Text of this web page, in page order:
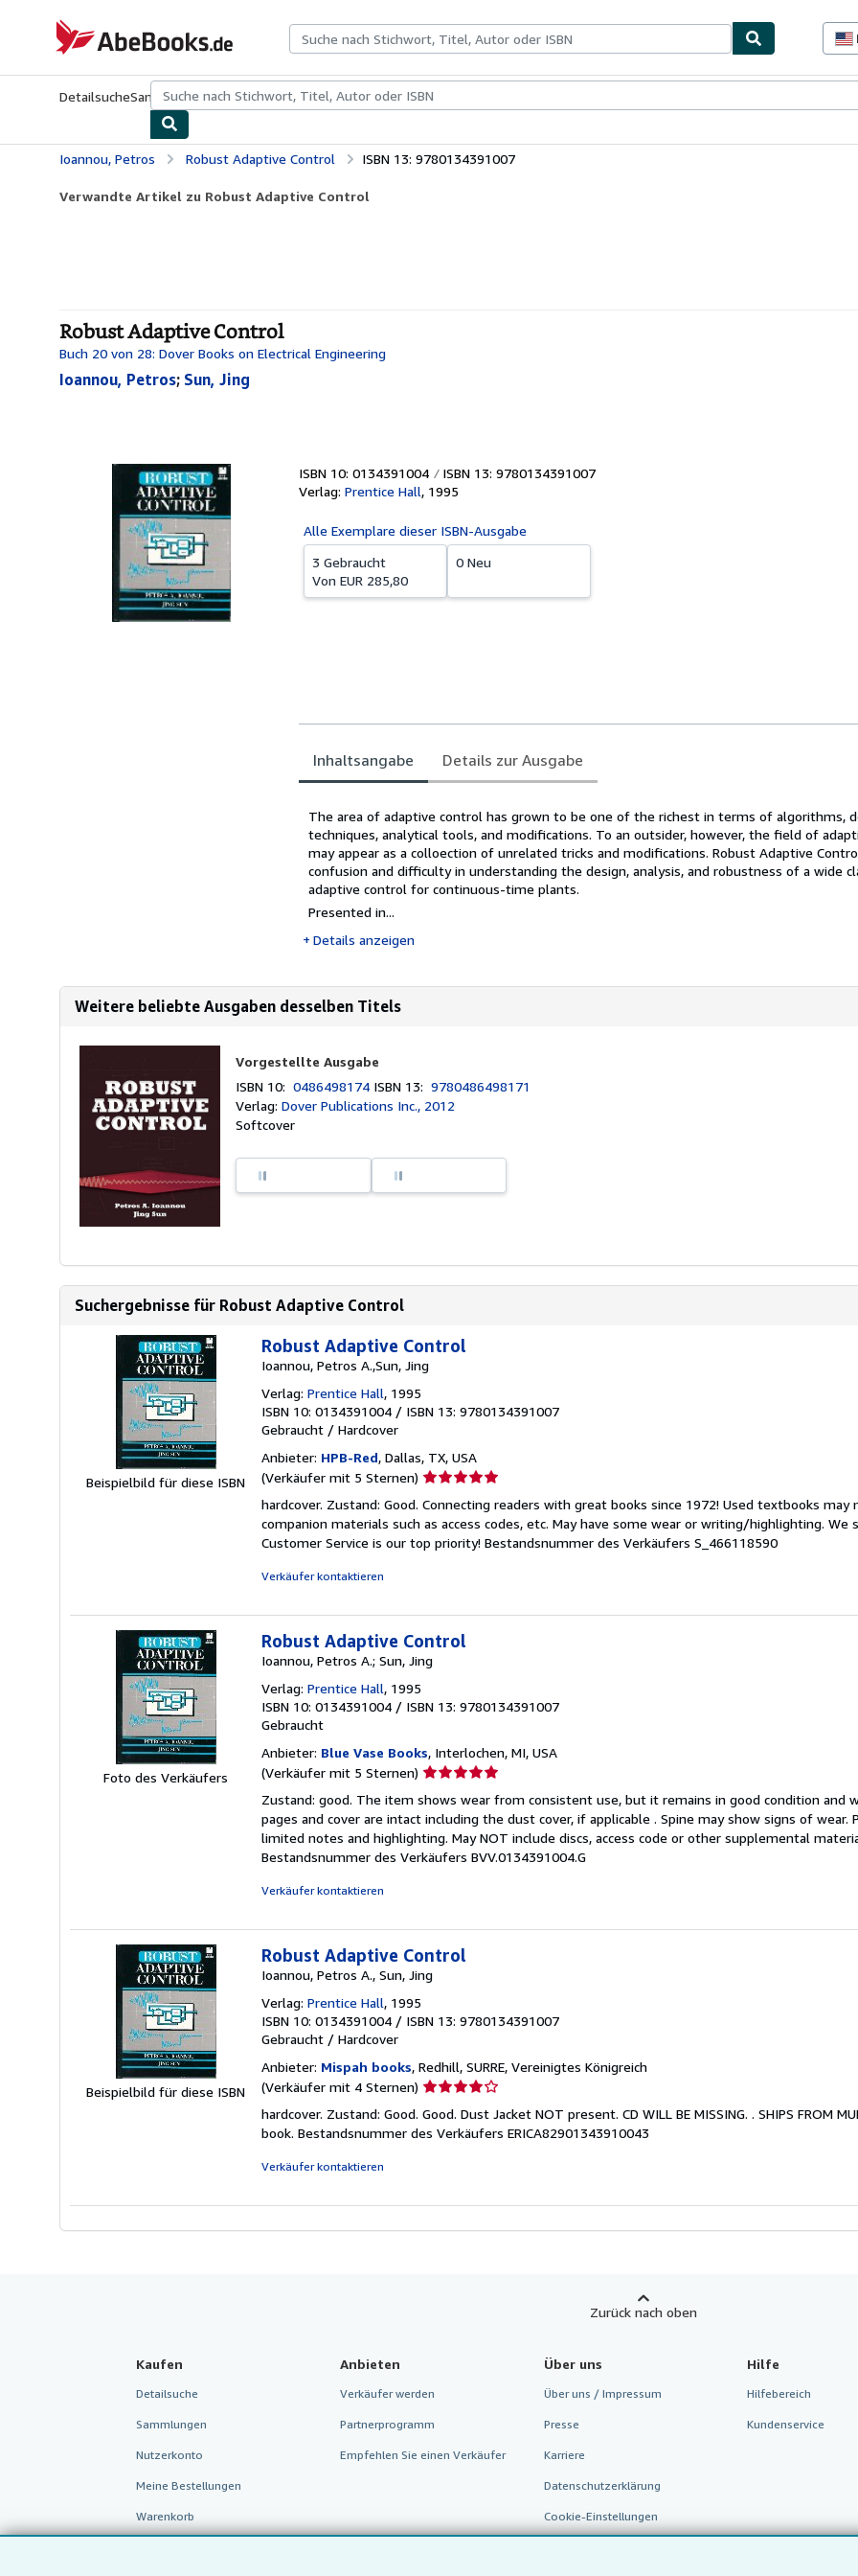
AbeBooks.de
DetailsucheSammlungenAntiquarische BücherKunst & Sammlerstücke
Ioannou, Petros Robust Adaptive Control ISBN 13: 9780134391007
Verwandte Artikel zu Robust Adaptive Control
Robust Adaptive Control
Buch 20 von 28: Dover Books on Electrical Engineering
Ioannou, Petros; Sun, Jing
ISBN 10: 0134391004 ISBN 13: 9780134391007
Verlag: Prentice Hall, 1995
Alle Exemplare dieser ISBN-Ausgabe
3 Gebraucht
Von EUR 285,80
0 Neu
Inhaltsangabe Details zur Ausgabe
The area of adaptive control has grown to be one of the richest in terms of algorithms,
techniques, analytical tools, and modifications. To an outsider, however, the field of
may appear as a colloection of unrelated tricks and modifications. Robust Adaptive
confusion and difficulty in understanding the design, analysis, and robustness of a wide
adaptive control for continuous-time plants.
Presented in...
Details anzeigen
Weitere beliebte Ausgaben desselben Titels
Vorgestellte Ausgabe
ISBN 10:0486498174 ISBN 13:9780486498171
Verlag:Dover Publications Inc., 2012
Softcover
Suchergebnisse für Robust Adaptive Control
Beispielbild für diese ISBN
Robust Adaptive Control
Ioannou, Petros A.,Sun, Jing
Verlag: Prentice Hall, 1995
ISBN 10: 0134391004 / ISBN 13: 9780134391007
Gebraucht / Hardcover
Anbieter: HPB-Red, Dallas, TX, USA
(Verkäufer mit 5 Sternen) Verkäuferbewertung
von
5
Sternen
hardcover. Zustand: Good. Connecting readers with great books since 1972! Used textbooks may
companion materials such as access codes, etc. May have some wear or writing/highlighting. We
Customer Service is our top priority! Bestandsnummer des Verkäufers S_466118590
Verkäufer kontaktieren
Foto des Verkäufers
Robust Adaptive Control
Ioannou, Petros A.; Sun, Jing
Verlag: Prentice Hall, 1995
ISBN 10: 0134391004 / ISBN 13: 9780134391007
Gebraucht
Anbieter: Blue Vase Books, Interlochen, MI, USA
(Verkäufer mit 5 Sternen) Verkäuferbewertung
von
5
Sternen
Zustand: good. The item shows wear from consistent use, but it remains in good condition and
pages and cover are intact including the dust cover, if applicable . Spine may show signs of wear.
limited notes and highlighting. May NOT include discs, access code or other supplemental
Bestandsnummer des Verkäufers BVV.0134391004.G
Verkäufer kontaktieren
Beispielbild für diese ISBN
Robust Adaptive Control
Ioannou, Petros A., Sun, Jing
Verlag: Prentice Hall, 1995
ISBN 10: 0134391004 / ISBN 13: 9780134391007
Gebraucht / Hardcover
Anbieter: Mispah books, Redhill, SURRE, Vereinigtes Königreich
(Verkäufer mit 4 Sternen) Verkäuferbewertung
von
5
hardcover. Zustand: Good. Good. Dust Jacket NOT present. CD WILL BE MISSING. . SHIPS FROM
book. Bestandsnummer des Verkäufers ERICA82901343910043
Verkäufer kontaktieren
Zurück nach oben
Kaufen
Detailsuche
Sammlungen
Nutzerkonto
Meine Bestellungen
Warenkorb
Anbieten
Verkäufer werden
Partnerprogramm
Empfehlen Sie einen Verkäufer
Über uns
Über uns / Impressum
Presse
Karriere
Datenschutzerklärung
Cookie-Einstellungen
Hilfe
Hilfebereich
Kundenservice